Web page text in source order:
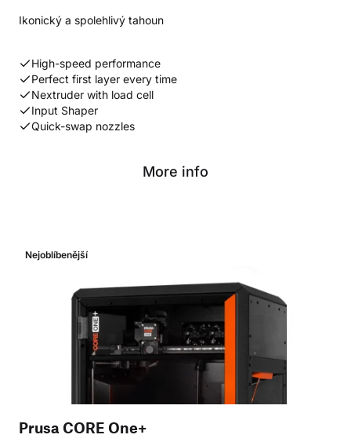
Ikonický a spolehlivý tahoun
High-speed performance
Perfect first layer every time
Nextruder with load cell
Input Shaper
Quick-swap nozzles
More info
Nejoblíbenější
Prusa CORE One+